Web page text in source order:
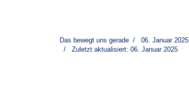
Das bewegt uns gerade
06. Januar 2025
Zuletzt aktualisiert: 06. Januar 2025